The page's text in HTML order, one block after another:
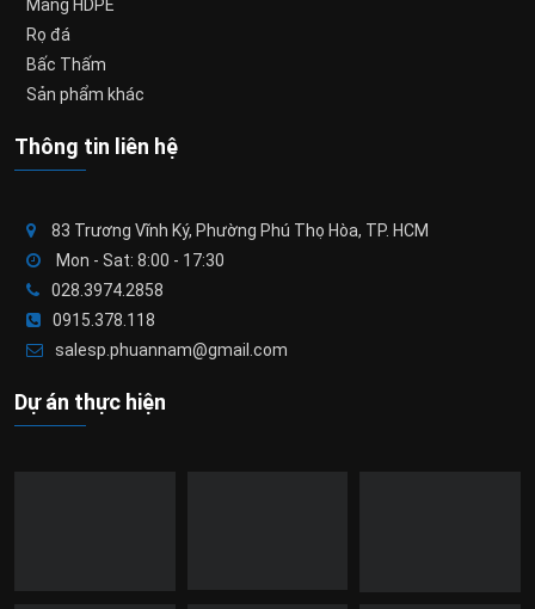
Màng HDPE
Rọ đá
Bấc Thấm
Sản phẩm khác
Thông tin liên hệ
83 Trương Vĩnh Ký, Phường Phú Thọ Hòa, TP. HCM
Mon - Sat: 8:00 - 17:30
028.3974.2858
0915.378.118
salesp.phuannam@gmail.com
Dự án thực hiện